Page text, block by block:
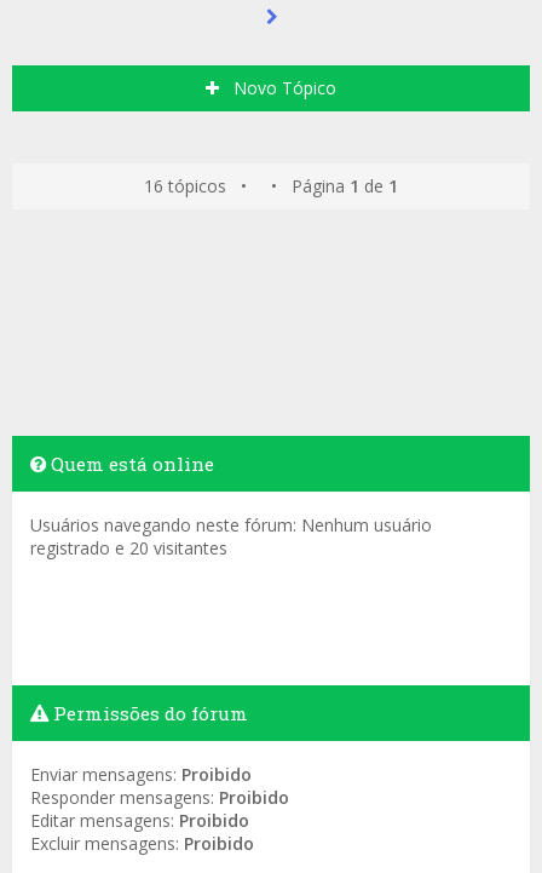
Novo Tópico
16 tópicos • • Página 1 de 1
Quem está online
Usuários navegando neste fórum: Nenhum usuário
registrado e 20 visitantes
Permissões do fórum
Enviar mensagens: Proibido
Responder mensagens: Proibido
Editar mensagens: Proibido
Excluir mensagens: Proibido